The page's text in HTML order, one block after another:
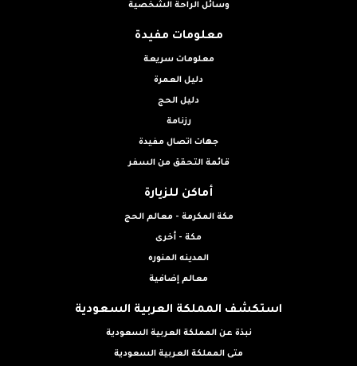
وسائل الراحة الشخصية
معلومات مفيدة
معلومات سريعة
دليل العمرة
دليل الحج
رزنامة
جهات اتصال مفيدة
قائمة التحقق من السفر
أماكن للزيارة
مكة المكرمة - معالم الحج
مكة - أخرى
المدينه المنوره
معالم إضافية
استكشف المملكة العربية السعودية
نبذة عن المملكة العربية السعودية
متى المملكة العربية السعودية